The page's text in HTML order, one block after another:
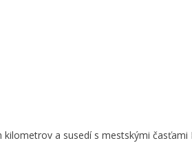
a susedí s mestskými